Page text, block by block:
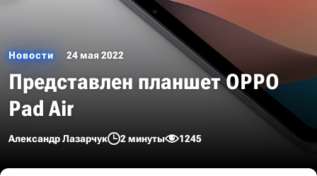
Новости 24 мая 2022
Представлен планшет OPPO
Pad Air
Александр Лазарчук 2 минуты 1245